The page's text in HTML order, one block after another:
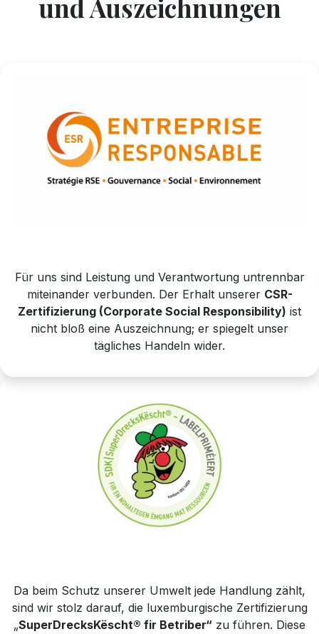
und Auszeichnungen
Für uns sind Leistung und Verantwortung untrennbar
miteinander verbunden. Der Erhalt unserer CSR-
Zertifizierung (Corporate Social Responsibility) ist
nicht bloß eine Auszeichnung; er spiegelt unser
tägliches Handeln wider.
Da beim Schutz unserer Umwelt jede Handlung zählt,
sind wir stolz darauf, die luxemburgische Zertifizierung
„SuperDrecksKëscht® fir Betriber“ zu führen. Diese